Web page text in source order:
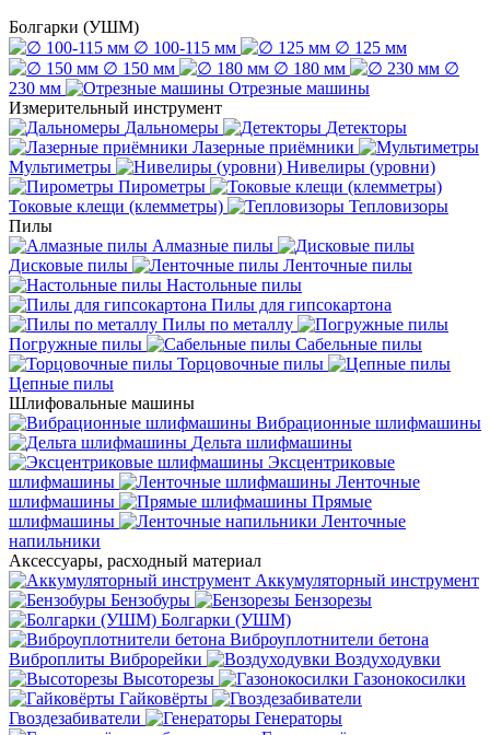
Болгарки (УШМ)
∅ 100-115 мм
∅ 125 мм
∅ 150 мм
∅ 180 мм
∅
230 мм
Отрезные машины
Измерительный инструмент
Дальномеры
Детекторы
Лазерные приёмники
Мультиметры
Нивелиры (уровни)
Пирометры
Токовые клещи (клемметры)
Тепловизоры
Пилы
Алмазные пилы
Дисковые пилы
Ленточные пилы
Настольные пилы
Пилы для гипсокартона
Пилы по металлу
Погружные пилы
Сабельные пилы
Торцовочные пилы
Цепные пилы
Шлифовальные машины
Вибрационные шлифмашины
Дельта шлифмашины
Эксцентриковые
шлифмашины
Ленточные
шлифмашины
Прямые
шлифмашины
Ленточные
напильники
Аксессуары, расходный материал
Аккумуляторный инструмент
Бензобуры
Бензорезы
Болгарки (УШМ)
Виброуплотнители бетона
Виброплиты Виброрейки
Воздуходувки
Высоторезы
Газонокосилки
Гайковёрты
Гвоздезабиватели
Генераторы